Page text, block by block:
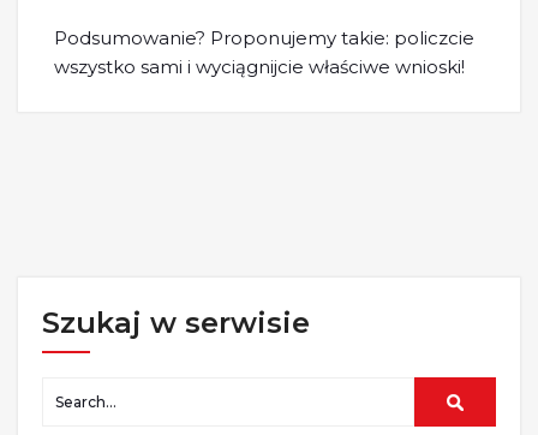
Podsumowanie? Proponujemy takie: policzcie
wszystko sami i wyciągnijcie właściwe wnioski!
Szukaj w serwisie